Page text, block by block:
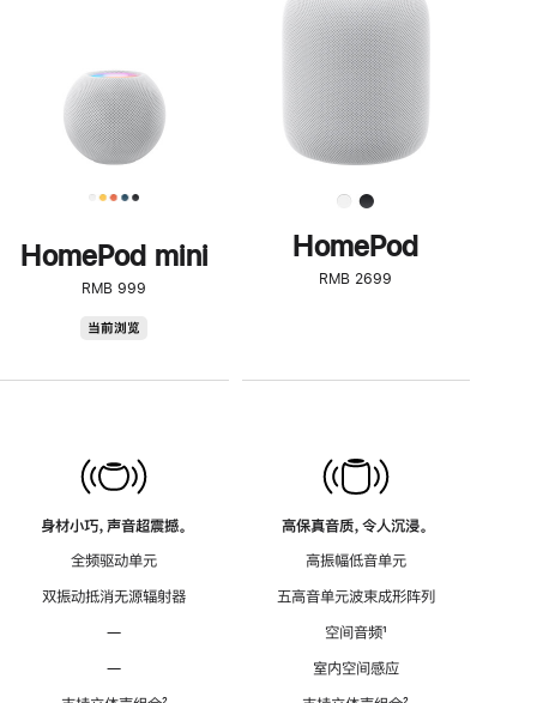
HomePod mini
RMB 999
当前浏览
身材小巧，声音超震撼。
全频驱动单元
双振动抵消无源辐射器
—
—
了
解
HomePod<
HomePod
RMB 2699
高保真音质，令人沉浸。
高振幅低音单元
五高音单元波束成形阵列
空间音频脚
¹
室内空间感应